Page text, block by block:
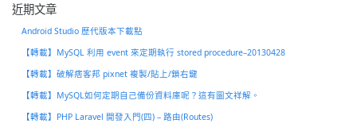
有
近期文章
Android Studio 歷代版本下載點
【轉載】MySQL 利用 event 來定期執行 stored procedure–20130428
【轉載】破解痞客邦 pixnet 複製/貼上/鎖右鍵
【轉載】MySQL如何定期自己備份資料庫呢？這有圖文祥解。
【轉載】PHP Laravel 開發入門(四) – 路由(Routes)